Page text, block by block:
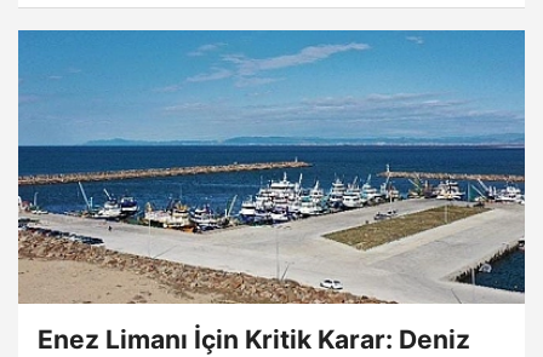
Enez Limanı İçin Kritik Karar: Deniz